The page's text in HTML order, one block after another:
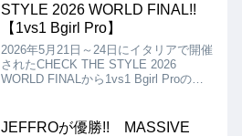
STYLE 2026 WORLD FINAL!!
【1vs1 Bgirl Pro】
2026年5月21日～24日にイタリアで開催
されたCHECK THE STYLE 2026
WORLD FINALから1vs1 Bgirl Proの動
が優勝となりました!!
JEFFROが優勝!! MASSIVE